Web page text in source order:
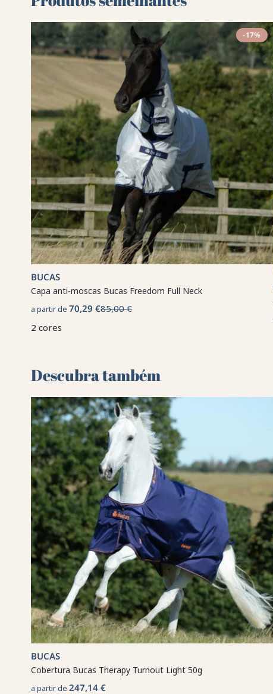
-17%
BUCAS
Capa anti-moscas Bucas Freedom Full Neck
a partir de70,29 €85,00 €
2 cores
Descubra também 🌻
BUCAS
Cobertura Bucas Therapy Turnout Light 50g
a partir de247,14 €